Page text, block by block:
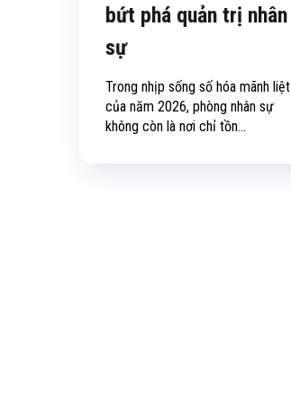
bứt phá quản trị nhân
sự
Trong nhịp sống số hóa mãnh liệt
của năm 2026, phòng nhân sự
không còn là nơi chỉ tồn...